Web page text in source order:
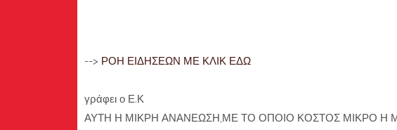
--> ΡΟΗ ΕΙΔΗΣΕΩΝ ΜΕ ΚΛΙΚ ΕΔΩ
γράφει ο Ε.Κ
ΑΥΤΗ Η ΜΙΚΡΗ ΑΝΑΝΕΩΣΗ,ΜΕ ΤΟ ΟΠΟΙΟ ΚΟΣΤΟΣ ΜΙΚΡΟ Η